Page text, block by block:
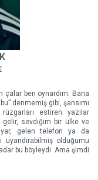
çalar ben oynardım. Bana
denmemiş gibi, şansımı
estiren yazılar
gelir, sevdiğim bir ülke ve
gelen telefon ya da
olduğumu
bu böyleydi. Ama şimdi